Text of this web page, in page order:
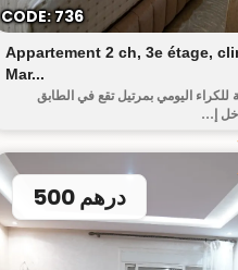
Appartement 2 ch, 3e étage,
Mar...
للكراء اليومي بمرتيل تقع في الطابق
إ...
CODE: 736
500 درهم